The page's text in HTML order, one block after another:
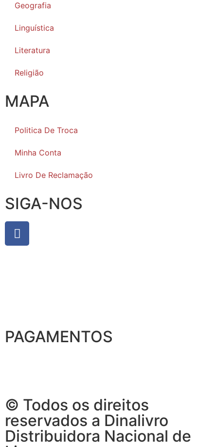
Geografia
Linguística
Literatura
Religião
MAPA
Politica De Troca
Minha Conta
Livro De Reclamação
SIGA-NOS
PAGAMENTOS
© Todos os direitos
reservados a Dinalivro
Distribuidora Nacional de